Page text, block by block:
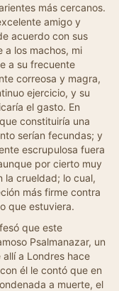
más cercanos.
amigo y
acuerdo con sus
a los machos, mi
a su frecuente
correosa y magra,
ejercicio, y su
el gasto. En
constituiría una
serían fecundas; y
escrupulosa fuera
por cierto muy
la crueldad; lo cual,
más firme contra
que estuviera.
que este
Psalmanazar, un
a Londres hace
él le contó que en
a muerte, el